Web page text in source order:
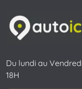
Du lundi au
18H